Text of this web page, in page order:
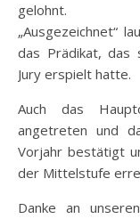
gelohnt.
„Ausgezeichnet“
das Prädikat, das
Jury erspielt hatte.
Auch das
angetreten und
Vorjahr bestätigt
der Mittelstufe
Danke an